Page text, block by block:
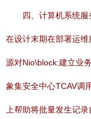
四、计算机系统服
在设计末期在部署运
源对Nio\block:建立业
象集安全中心TCAV调
上帮助将批量发生记